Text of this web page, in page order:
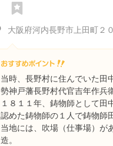
当時、長野村に住んでいた田
勢神戸藩長野村代官吉年作兵
１８１１年、鋳物師として
認めた鋳物師の１人で鋳物師
当地には、吹場（仕事場）が
造。